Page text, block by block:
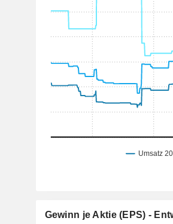
Gewinn je Aktie (EPS) -